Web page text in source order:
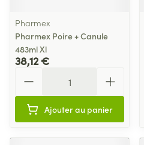
Pharmex
Pharmex Poire + Canule
483ml Xl
38,12 €
Ajouter au panier